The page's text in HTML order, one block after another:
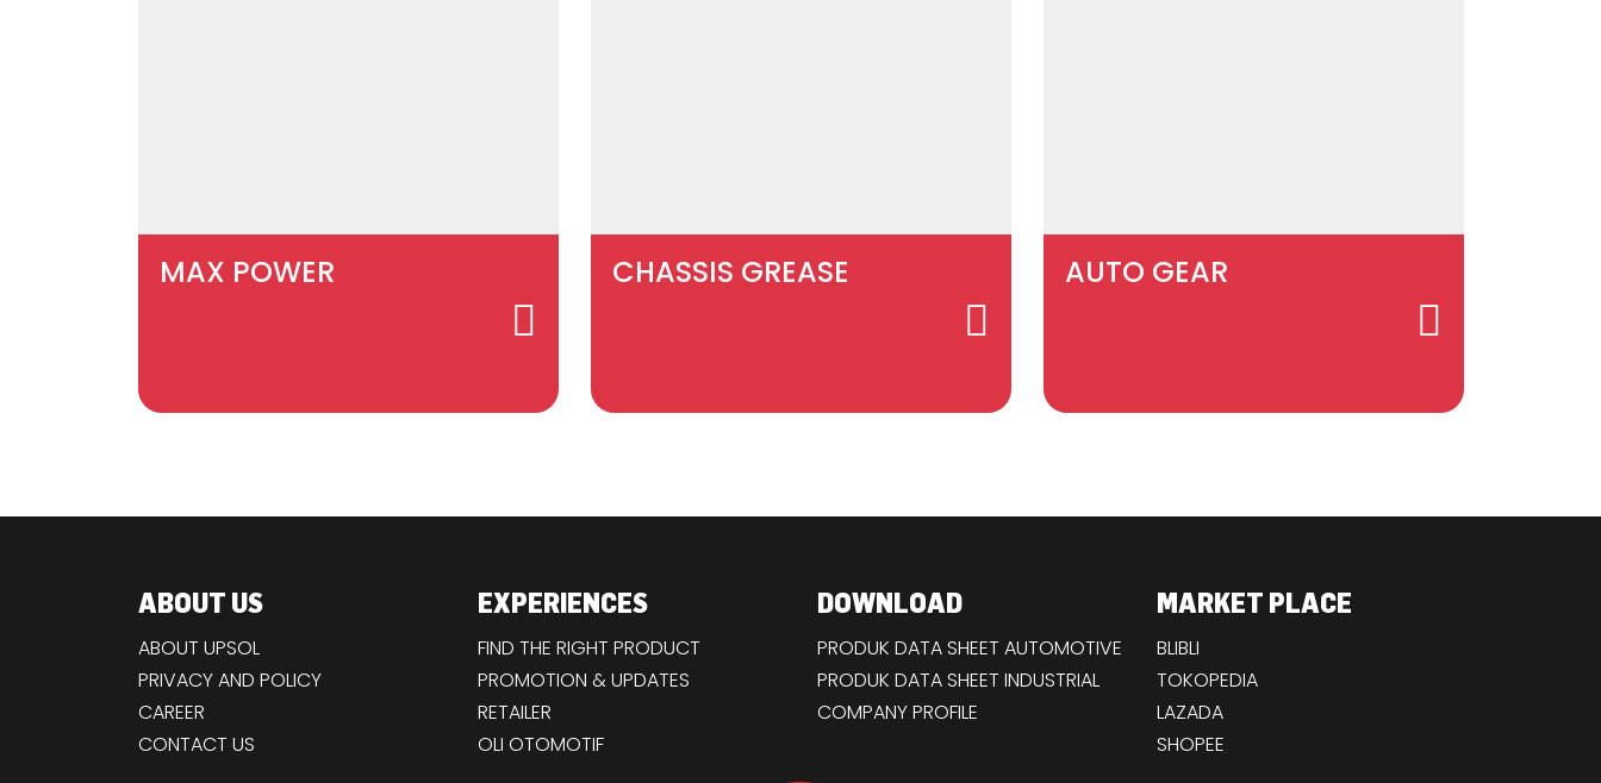
MAX POWER CHASSIS GREASE AUTO GEAR
ABOUT US
ABOUT UPSOL
PRIVACY AND POLICY
CAREER
CONTACT US
EXPERIENCES
FIND THE RIGHT PRODUCT
PROMOTION & UPDATES
RETAILER
OLI OTOMOTIF
DOWNLOAD
PRODUK DATA SHEET AUTOMOTIVE
PRODUK DATA SHEET INDUSTRIAL
COMPANY PROFILE
MARKET PLACE
BLIBLI
TOKOPEDIA
LAZADA
SHOPEE